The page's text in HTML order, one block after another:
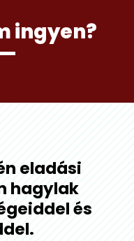
ingyen?
eladási
hagylak
és